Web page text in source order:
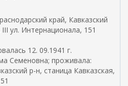
край, Кавказский
ул. Интернационала, 151
12. 09.1941 г.
Семеновна; проживала:
р-н, станица Кавказская,